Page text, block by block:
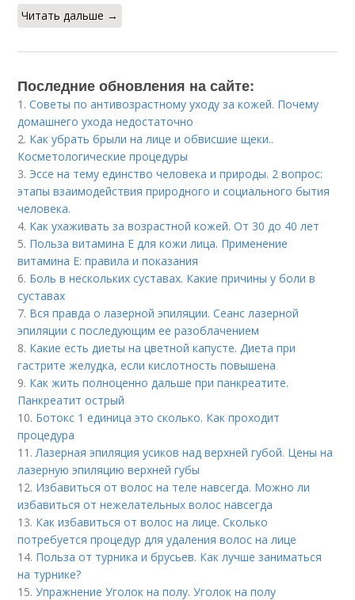
Читать дальше →
Последние обновления на сайте:
1.Советы по антивозрастному уходу за кожей. Почему
домашнего ухода недостаточно
2. Как убрать брыли на лице и обвисшие щеки..
Косметологические процедуры
3. Эссе на тему единство человека и природы. 2 вопрос:
этапы взаимодействия природного и социального бытия
человека.
4. Как ухаживать за возрастной кожей. От 30 до 40 лет
5. Польза витамина Е для кожи лица. Применение
витамина E: правила и показания
6. Боль в нескольких суставах. Какие причины у боли в
суставах
7. Вся правда о лазерной эпиляции. Сеанс лазерной
эпиляции с последующим ее разоблачением
8. Какие есть диеты на цветной капусте. Диета при
гастрите желудка, если кислотность повышена
9. Как жить полноценно дальше при панкреатите.
Панкреатит острый
10. Ботокс 1 единица это сколько. Как проходит
процедура
11.Лазерная эпиляция усиков над верхней губой. Цены на
лазерную эпиляцию верхней губы
12. Избавиться от волос на теле навсегда. Можно ли
избавиться от нежелательных волос навсегда
13. Как избавиться от волос на лице. Сколько
потребуется процедур для удаления волос на лице
14. Польза от турника и брусьев. Как лучше заниматься
на турнике?
15.Упражнение Уголок на полу. Уголок на полу